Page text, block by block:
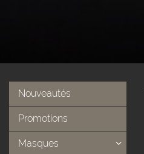
Nouveautés
Promotions
Masques